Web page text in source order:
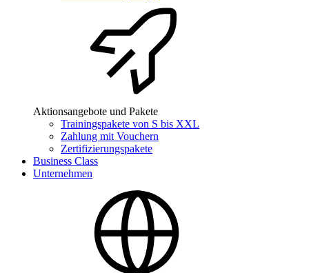
Aktionsangebote und Pakete
Trainingspakete von S bis XXL
Zahlung mit Vouchern
Zertifizierungspakete
Business Class
Unternehmen